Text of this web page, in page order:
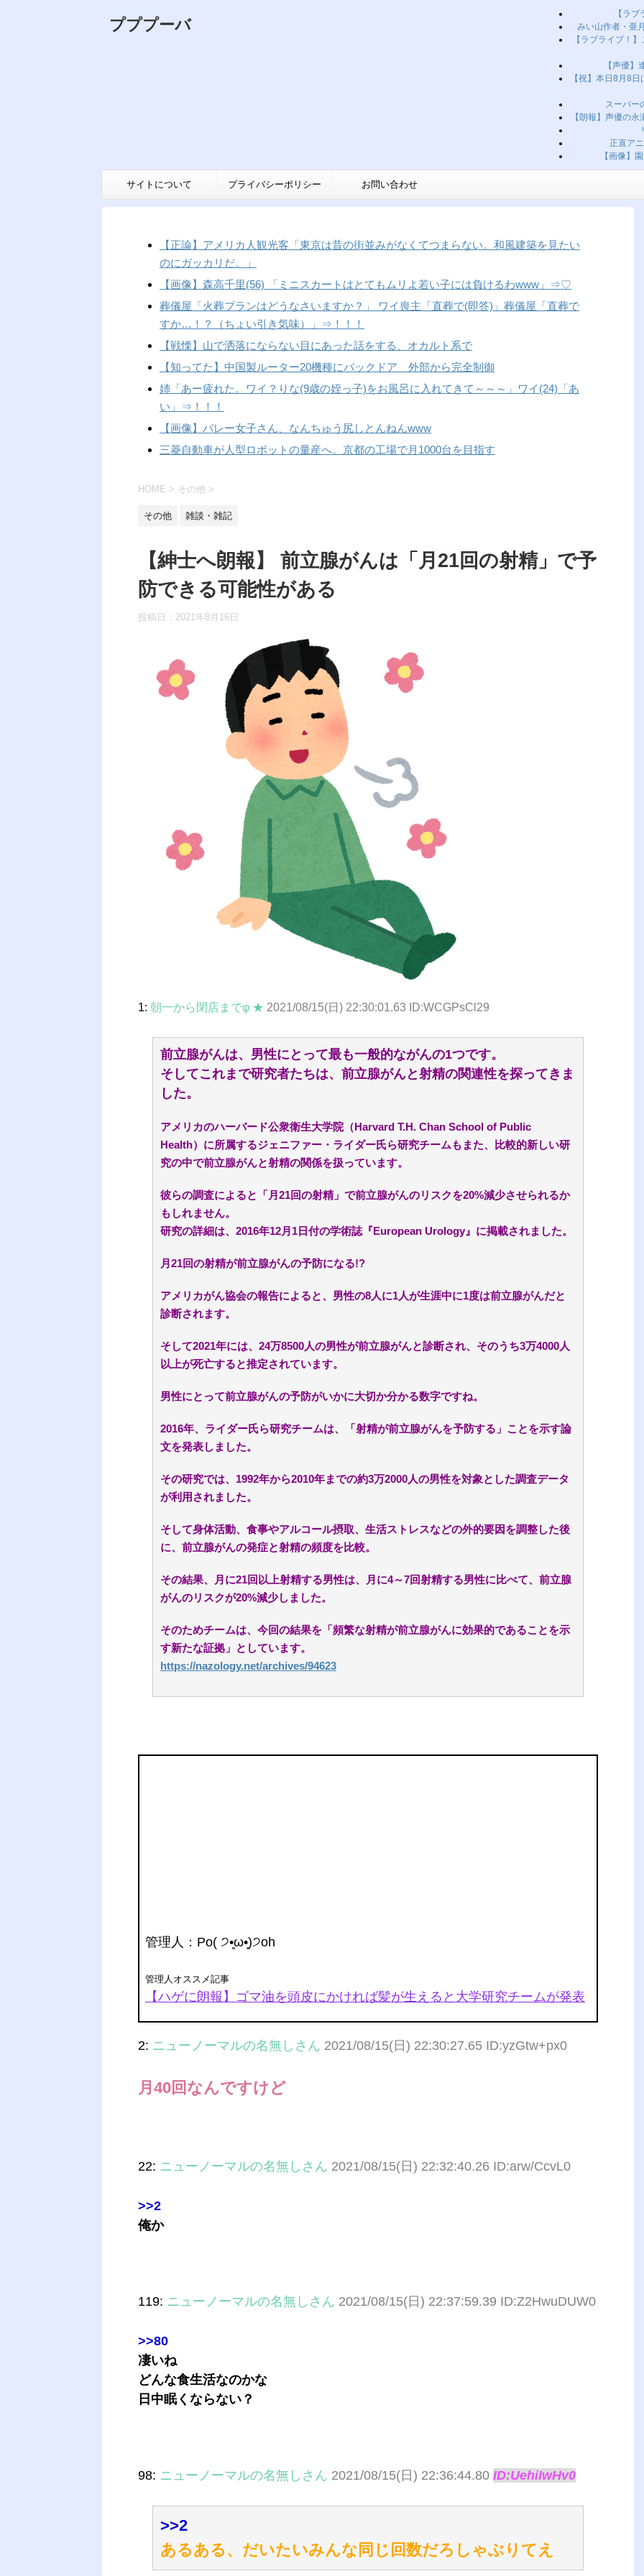
プププーバ
【ラ
みい山作者・亜
【ラブライブ！
【声優
【祝】本日8月8
スーパー
【朗報】声優の
正直ア
【画像】
サイトについて プライバシーポリシー お問い合わせ
【正論】アメリカ人観光客「東京は昔の街並みがなくてつまらない。和風建築を見たい
のにガッカリだ。」
【画像】森高千里(56) 「ミニスカートはとてもムリよ若い子には負けるわwww」⇒♡
葬儀屋「火葬プランはどうなさいますか？」 ワイ喪主「直葬で(即答)」葬儀屋「直葬で
すか…！？（ちょい引き気味）」⇒！！！
【戦慄】山で洒落にならない目にあった話をする、オカルト系で
【知ってた】中国製ルーター20機種にバックドア 外部から完全制御
姉「あー疲れた。ワイ？りな(9歳の姪っ子)をお風呂に入れてきて～～～」ワイ(24)「あ
い」⇒！！！
【画像】バレー女子さん、なんちゅう尻しとんねんwww
三菱自動車が人型ロボットの量産へ。京都の工場で月1000台を目指す
HOME > その他 >
その他 雑談・雑記
【紳士へ朗報】 前立腺がんは「月21回の射精」で予
防できる可能性がある
投稿日： 2021年8月16日
1: 朝一から閉店までφ ★ 2021/08/15(日) 22:30:01.63 ID:WCGPsCl29
前立腺がんは、男性にとって最も一般的ながんの1つです。
そしてこれまで研究者たちは、前立腺がんと射精の関連性を探ってきま
した。
アメリカのハーバード公衆衛生大学院（Harvard T.H. Chan School of Public
Health）に所属するジェニファー・ライダー氏ら研究チームもまた、比較的新しい研
究の中で前立腺がんと射精の関係を扱っています。
彼らの調査によると「月21回の射精」で前立腺がんのリスクを20%減少させられるか
もしれません。
研究の詳細は、2016年12月1日付の学術誌『European Urology』に掲載されました。
月21回の射精が前立腺がんの予防になる!?
アメリカがん協会の報告によると、男性の8人に1人が生涯中に1度は前立腺がんだと
診断されます。
そして2021年には、24万8500人の男性が前立腺がんと診断され、そのうち3万4000人
以上が死亡すると推定されています。
男性にとって前立腺がんの予防がいかに大切か分かる数字ですね。
2016年、ライダー氏ら研究チームは、「射精が前立腺がんを予防する」ことを示す論
文を発表しました。
その研究では、1992年から2010年までの約3万2000人の男性を対象とした調査データ
が利用されました。
そして身体活動、食事やアルコール摂取、生活ストレスなどの外的要因を調整した後
に、前立腺がんの発症と射精の頻度を比較。
その結果、月に21回以上射精する男性は、月に4～7回射精する男性に比べて、前立腺
がんのリスクが20%減少しました。
そのためチームは、今回の結果を「頻繁な射精が前立腺がんに効果的であることを示
す新たな証拠」としています。
https://nazology.net/archives/94623
管理人 ：Po( ੭•͈ω•͈)੭oh
管理人オススメ記事
【ハゲに朗報】ゴマ油を頭皮にかければ髪が生えると大学研究チームが発表
2: ニューノーマルの名無しさん 2021/08/15(日) 22:30:27.65 ID:yzGtw+px0
月40回なんですけど
22: ニューノーマルの名無しさん 2021/08/15(日) 22:32:40.26 ID:arw/CcvL0
>>2
俺か
119: ニューノーマルの名無しさん 2021/08/15(日) 22:37:59.39 ID:Z2HwuDUW0
>>80
凄いね
どんな食生活なのかな
日中眠くならない？
98: ニューノーマルの名無しさん 2021/08/15(日) 22:36:44.80 ID:UehiIwHv0
>>2
あるある、だいたいみんな同じ回数だろしゃぶりてえ